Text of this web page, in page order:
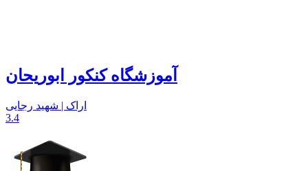
آموزشگاه کنکور ابوریحان
اراک | شهید رجایی
3.4